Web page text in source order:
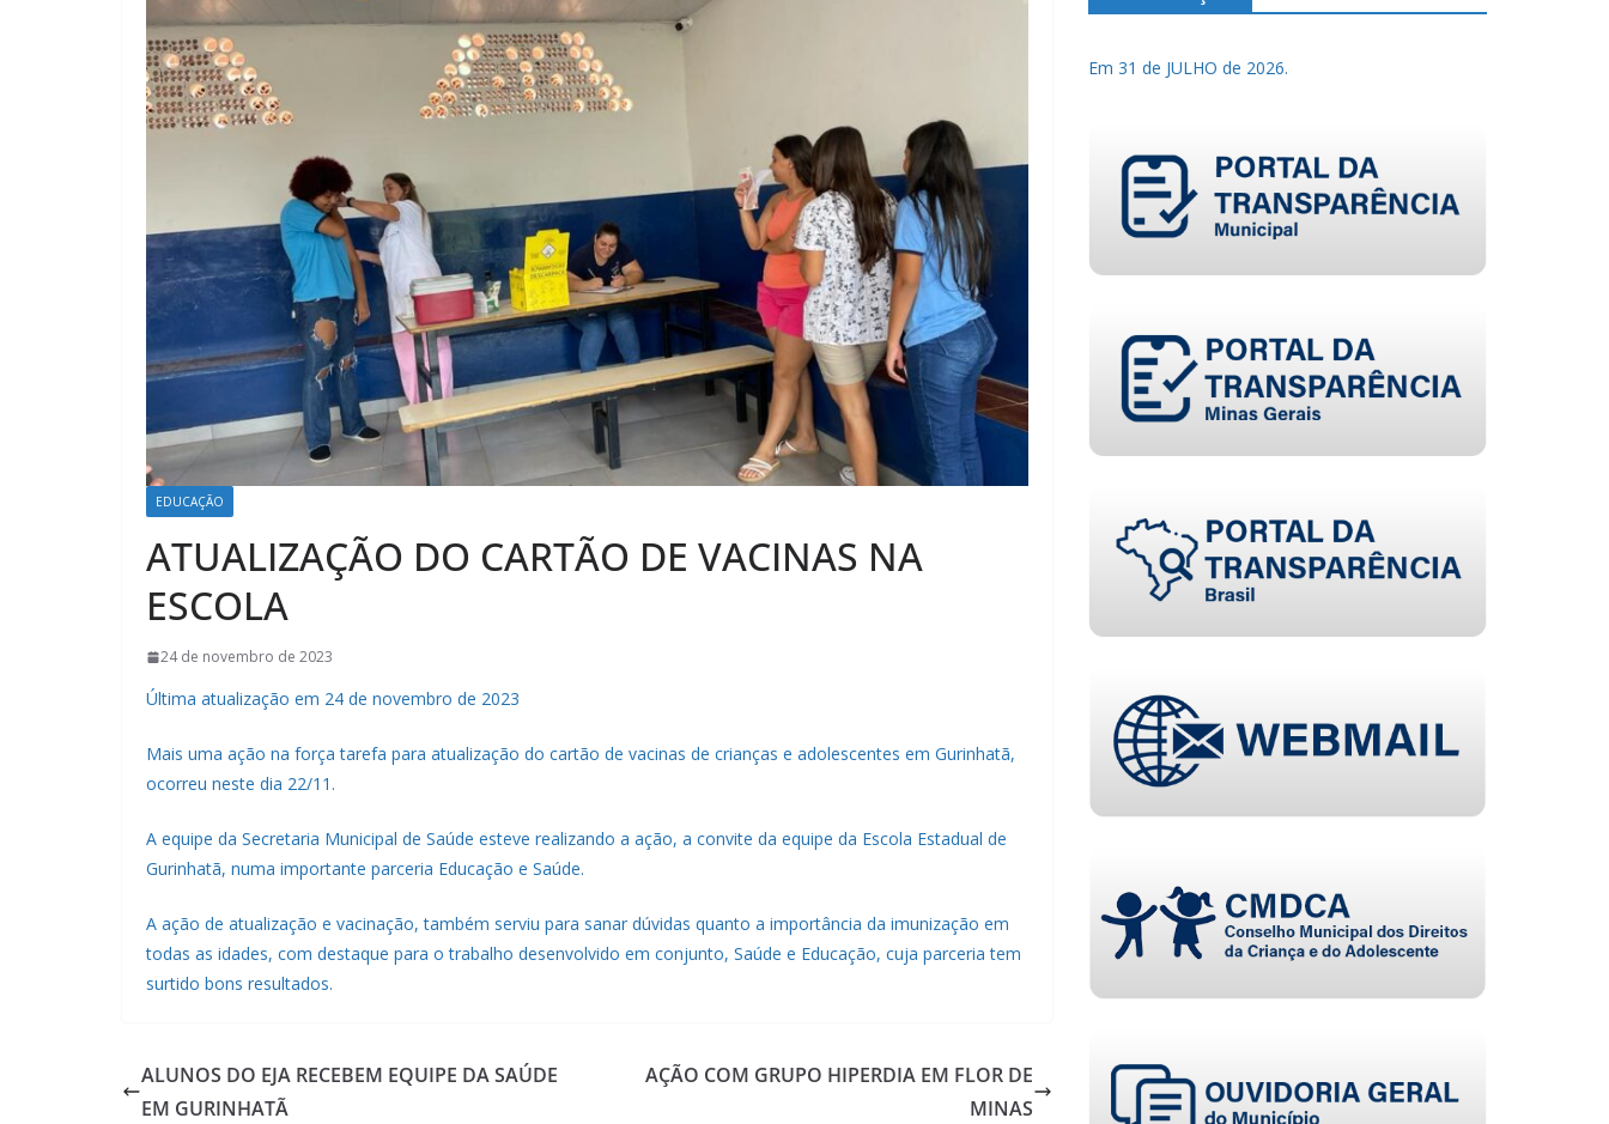
EDUCAÇÃO
ATUALIZAÇÃO DO CARTÃO DE VACINAS NA
ESCOLA
24 de novembro de 2023
Última atualização em 24 de novembro de 2023
Mais uma ação na força tarefa para atualização do cartão de vacinas de crianças e adolescentes em Gurinhatã,
ocorreu neste dia 22/11.
A equipe da Secretaria Municipal de Saúde esteve realizando a ação, a convite da equipe da Escola Estadual de
Gurinhatã, numa importante parceria Educação e Saúde.
A ação de atualização e vacinação, também serviu para sanar dúvidas quanto a importância da imunização em
todas as idades, com destaque para o trabalho desenvolvido em conjunto, Saúde e Educação, cuja parceria tem
surtido bons resultados.
ALUNOS DO EJA RECEBEM EQUIPE DA SAÚDE
EM GURINHATÃ
AÇÃO COM GRUPO HIPERDIA EM FLOR DE
MINAS
Em 31 de JULHO de 2026.